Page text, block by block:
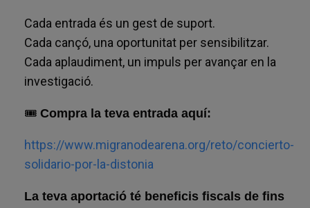
Cada entrada és un gest de suport.
Cada cançó, una oportunitat per sensibilitzar.
Cada aplaudiment, un impuls per avançar en la
investigació.
🎟 Compra la teva entrada aquí:
https://www.migranodearena.org/reto/concierto-
solidario-por-la-distonia
La teva aportació té beneficis fiscals de fins